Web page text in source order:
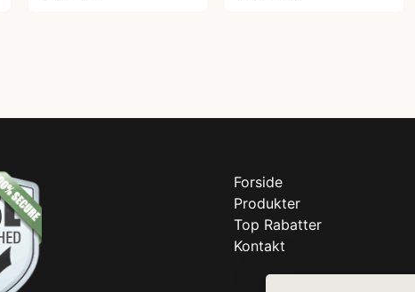
Forside
Produkter
Top Rabatter
Kontakt